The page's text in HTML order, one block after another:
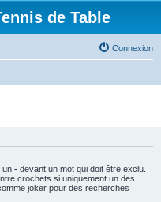
de Table
Connexion
un - devant un mot qui doit être exclu.
crochets si uniquement un des
joker pour des recherches